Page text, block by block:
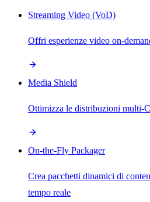
Streaming Video (VoD)
Offri esperienze video on-
Media Shield
Ottimizza le distribuzioni multi-
On-the-Fly Packager
Crea pacchetti dinamici di
tempo reale